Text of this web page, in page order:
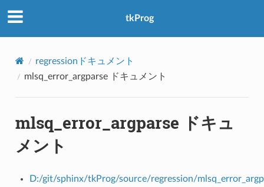
tkProg
regressionドキュメント
mlsq_error_argparse ドキュメント
mlsq_error_argparse ドキュ
メント
D:/git/sphinx/tkProg/source/regression/
アクセス数：0